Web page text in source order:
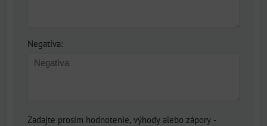
Negatíva:
Zadajte prosím hodnotenie, výhody alebo zápory -